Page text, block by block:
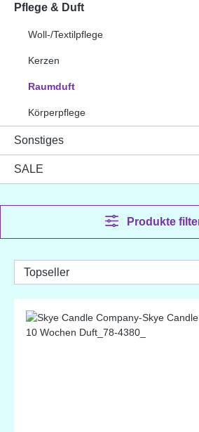
Pflege & Duft
Woll-/Textilpflege
Kerzen
Raumduft
Körperpflege
Sonstiges
SALE
Produkte